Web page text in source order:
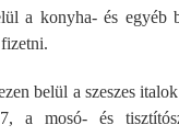
a konyha- és egyéb
belül a szeszes
a mosó- és